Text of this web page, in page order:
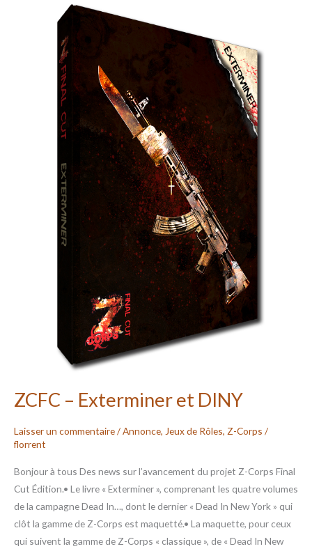
ZCFC – Exterminer et DINY
Laisser un commentaire/Annonce, Jeux de Rôles, Z-Corps /
florrent
Bonjour à tous Des news sur l’avancement du projet Z-Corps Final
Cut Édition.• Le livre « Exterminer », comprenant les quatre volumes
de la campagne Dead In…, dont le dernier « Dead In New York » qui
clôt la gamme de Z-Corps est maquetté.• La maquette, pour ceux
qui suivent la gamme de Z-Corps « classique », de « Dead In New